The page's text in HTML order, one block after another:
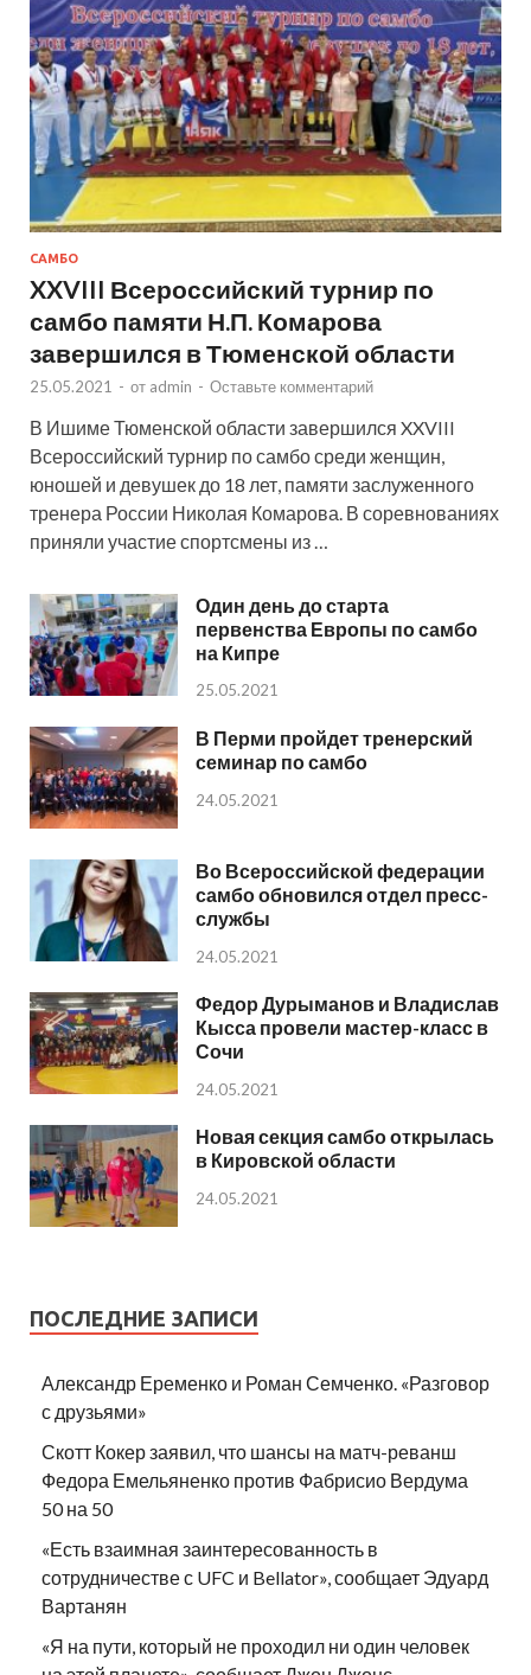
САМБО
XXVIII Всероссийский турнир по
самбо памяти Н.П. Комарова
завершился в Тюменской области
25.05.2021 - от admin - Оставьте комментарий
В Ишиме Тюменской области завершился XXVIII
Всероссийский турнир по самбо среди женщин,
юношей и девушек до 18 лет, памяти заслуженного
тренера России Николая Комарова. В соревнованиях
приняли участие спортсмены из …
Один день до старта
первенства Европы по самбо
на Кипре
25.05.2021
В Перми пройдет тренерский
семинар по самбо
24.05.2021
Во Всероссийской федерации
самбо обновился отдел пресс-
службы
24.05.2021
Федор Дурыманов и Владислав
Кысса провели мастер-класс в
Сочи
24.05.2021
Новая секция самбо открылась
в Кировской области
24.05.2021
ПОСЛЕДНИЕ ЗАПИСИ
Александр Еременко и Роман Семченко. «Разговор
с друзьями»
Скотт Кокер заявил, что шансы на матч-реванш
Федора Емельяненко против Фабрисио Вердума
50 на 50
«Есть взаимная заинтересованность в
сотрудничестве с UFC и Bellator», сообщает Эдуард
Вартанян
«Я на пути, который не проходил ни один человек